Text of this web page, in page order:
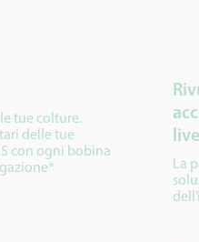
tue colture.
delle tue
con ogni bobina
La